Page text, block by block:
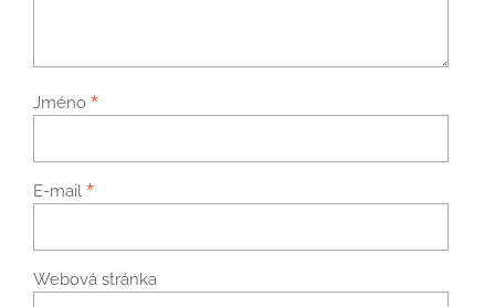
Jméno *
E-mail *
Webová stránka